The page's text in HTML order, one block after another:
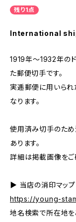
残り1点
International
1919年～1932年の
た郵便切手です。
実逓郵便に用いられ
なります。
使用済み切手のため
あります。
詳細は掲載画像をご
▶ 当店の消印マップ
https://young-
地名検索で所在地を